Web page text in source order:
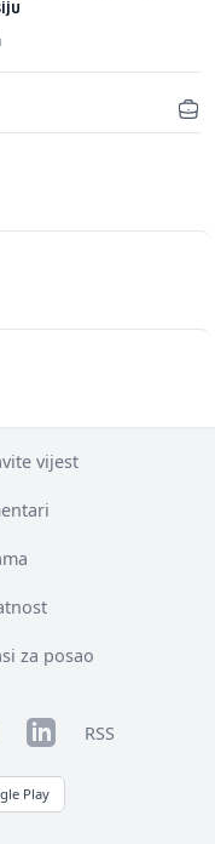
vijest
za posao
LinkedInRSS
Play